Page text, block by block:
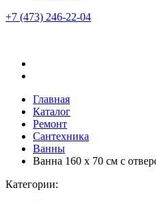
+7 (473) 246-22-04
Главная
Каталог
Ремонт
Сантехника
Ванны
Ванна 160 х 70 см с
Категории: